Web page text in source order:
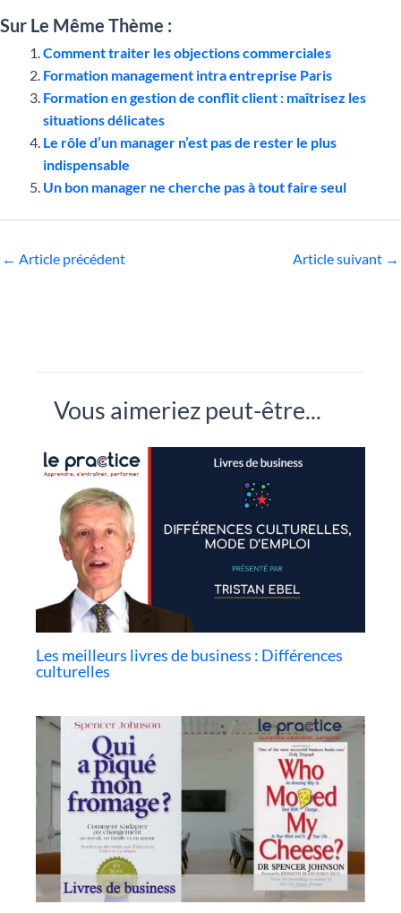
Sur Le Même Thème :
Comment traiter les objections commerciales
Formation management intra entreprise Paris
Formation en gestion de conflit client : maîtrisez les
situations délicates
Le rôle d’un manager n’est pas de rester le plus
indispensable
Un bon manager ne cherche pas à tout faire seul
← Article précédent Article suivant →
Vous aimeriez peut-être...
Les meilleurs livres de business : Différences
culturelles